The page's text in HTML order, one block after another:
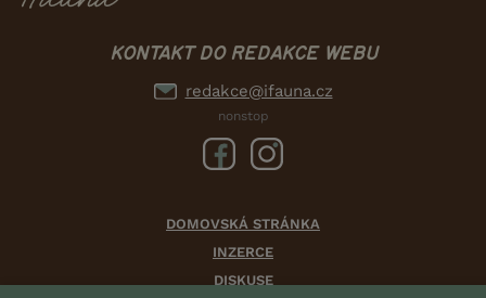
KONTAKT DO REDAKCE WEBU
redakce@ifauna.cz
nonstop
DOMOVSKÁ STRÁNKA
INZERCE
DISKUSE